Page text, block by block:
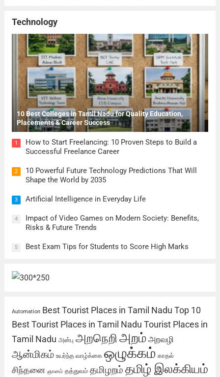
Technology
10 Best Colleges in Tamil Nadu for Quality Education,
Placements & Career Success
1
How to Start Freelancing: 10 Proven Steps to Build a
Successful Freelance Career
2
10 Powerful Future Technology Predictions That Will
Shape the World by 2035
3 Artificial Intelligence in Everyday Life
4
Impact of Video Games on Modern Society: Benefits,
Risks & Future Trends
5 Best Exam Tips for Students to Score High Marks
Automation Best Tourist Places in Tamil Nadu Top 10
Best Tourist Places in Tamil Nadu Tourist Places in
Tamil Nadu அன்பு அறநெறிஅறம் அறவழி
ஆன்மிகம் உயர்ந்த வாழ்க்கை ஒழுக்கம் காதல்
சிந்தனை ஞானம் தத்துவம் தமிழறம் தமிழ் இலக்கியம்